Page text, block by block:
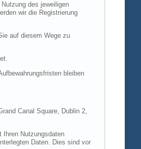
des jeweiligen
wir die Registrierung
auf diesem Wege zu
bleiben
Canal Square, Dublin 2,
Ihren Nutzungsdaten
Daten. Dies sind vor